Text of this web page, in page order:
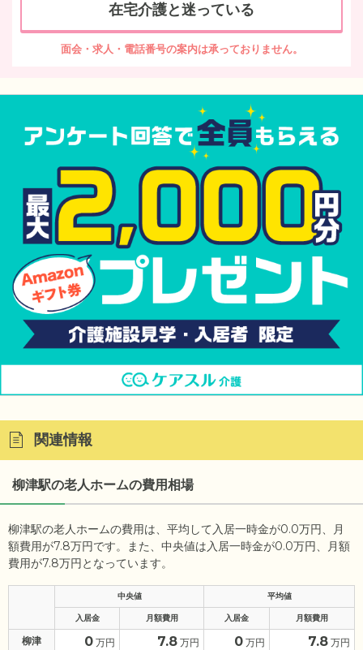
在宅介護と迷っている
面会・求人・電話番号の案内は承っておりません。
関連情報
柳津駅の老人ホームの費用相場
柳津駅の老人ホームの費用は、平均して入居一時金が0.0万円、月
額費用が7.8万円です。また、中央値は入居一時金が0.0万円、月額
費用が7.8万円となっています。
中央値 平均値
入居金 月額費用 入居金 月額費用
柳津 0 万円 7.8 万円 0 万円 7.8 万円